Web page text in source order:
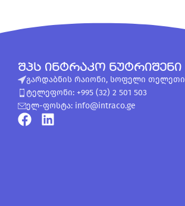
შპს ინტრაკო ნუტრიშენი
გარდაბნის რაიონი, სოფელი თელეთი
ტელეფონი: +995 (32) 2 501 503
ელ-ფოსტა: info@intraco.ge